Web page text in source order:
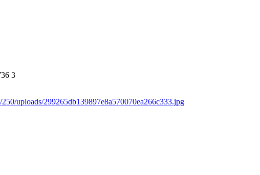
3
uploads/299265db139897e8a570070ea266c333.jpg